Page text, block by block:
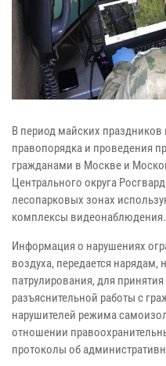
В период майских праздников
правопорядка и проведения
гражданами в Москве и
Центрального округа
лесопарковых зонах
комплексы видеонаблюдения.
Информация о нарушениях
воздуха, передается
патрулирования, для
разъяснительной работы с
нарушителей режима
отношении
протоколы об